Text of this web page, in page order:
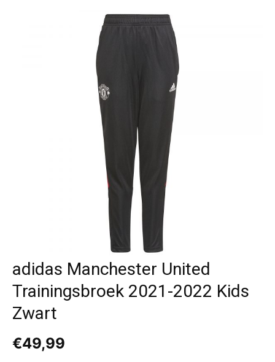
adidas Manchester United
Trainingsbroek 2021-2022 Kids
Zwart
€49,99